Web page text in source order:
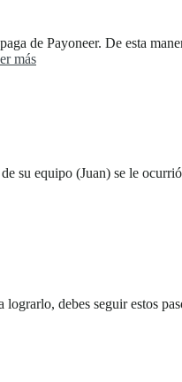
de Payoneer. De esta
más
su equipo (Juan) se le
debes seguir estos